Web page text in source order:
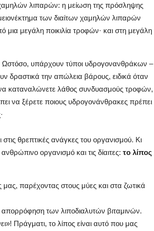
χαμηλών λιπαρών: η μείωση της πρόσληψης
των διαίτων χαμηλών λιπαρών
μια μεγάλη ποικιλία τροφών· και στη μεγάλη
Ωστόσο, υπάρχουν τύποι υδρογονανθράκων –
δραστικά την απώλεια βάρους, ειδικά όταν
καταναλώνετε λάθος συνδυασμούς τροφών,
να ξέρετε ποιους υδρογονάνθρακες πρέπει
θρεπτικές ανάγκες του οργανισμού. Κι
οργανισμό και τις δίαιτες: το λίπος
μας, παρέχοντας στους μύες και στα ζωτικά
των λιποδιαλυτών βιταμινών.
Πράγματι, το λίπος είναι αυτό που μας